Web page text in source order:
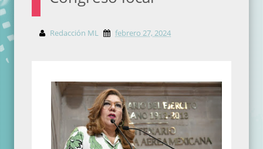
Redacción ML febrero 27, 2024